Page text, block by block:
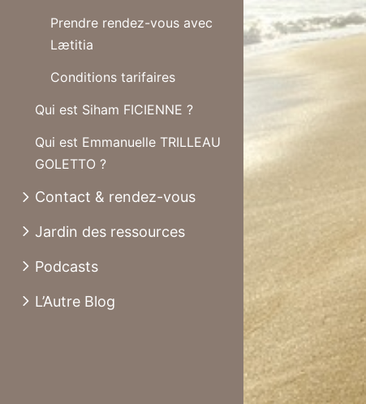
Prendre rendez-vous avec
Lætitia
Conditions tarifaires
Qui est Siham FICIENNE ?
Qui est Emmanuelle TRILLEAU
GOLETTO ?
Contact & rendez-vous
Jardin des ressources
Podcasts
L’Autre Blog